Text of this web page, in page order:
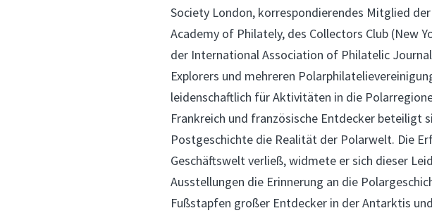
Society London, korrespondierendes Mitglied
Academy of Philately, des Collectors Club (New
der International Association of Philatelic
Explorers und mehreren
leidenschaftlich für Aktivitäten in die
Frankreich und französische Entdecker beteiligt
Postgeschichte die Realität der Polarwelt. Die
Geschäftswelt verließ, widmete er sich dieser
Ausstellungen die Erinnerung an die
Fußstapfen großer Entdecker in der Antarktis